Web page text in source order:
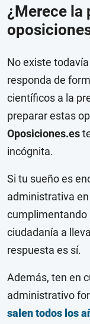
¿Merece la
No existe
responda de
científicos a la
preparar estas
Oposiciones.es
incógnita.
Si tu sueño es
administrativa
cumplimentando
ciudadanía a
respuesta es sí.
Además, ten en
administrativo
salen todos los